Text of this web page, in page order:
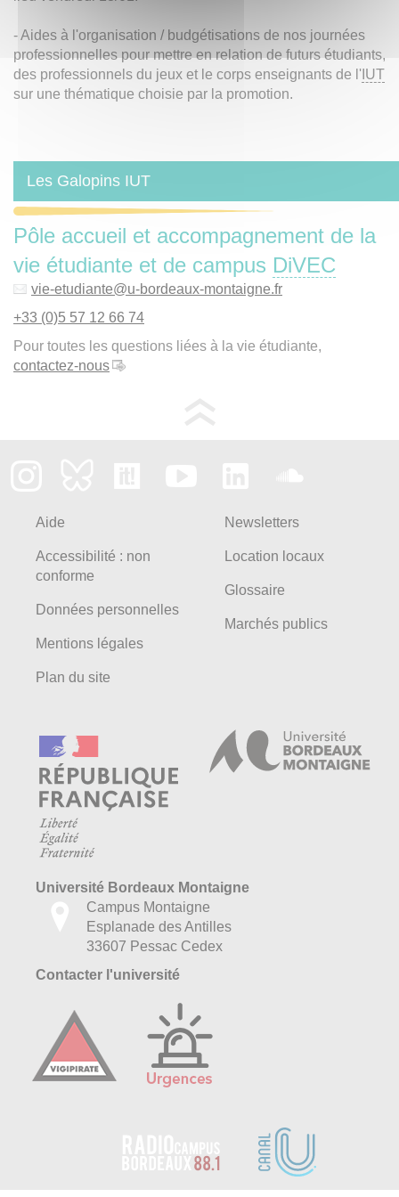
- Aides à l'organisation / budgétisations de nos journées
professionnelles pour mettre en relation de futurs étudiants,
des professionnels du jeux et le corps enseignants de l' IUT
sur une thématique choisie par la promotion.
Les Galopins IUT
Pôle accueil et accompagnement de la
vie étudiante et de campus DiVEC
vie-etudiante@u-bordeaux-montaigne.fr
+33 (0)5 57 12 66 74
Pour toutes les questions liées à la vie étudiante,
contactez-nous
Aide
Accessibilité : non
conforme
Données personnelles
Mentions légales
Plan du site
Newsletters
Location locaux
Glossaire
Marchés publics
Université Bordeaux Montaigne
Campus Montaigne
Esplanade des Antilles
33607 Pessac Cedex
Contacter l'université